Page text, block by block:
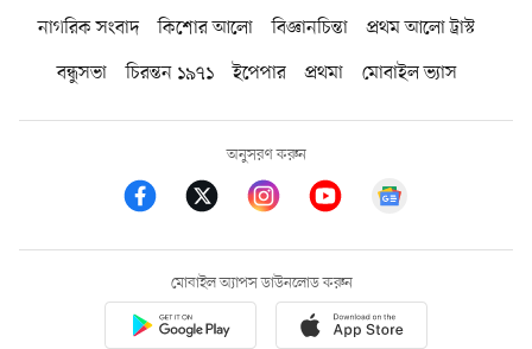
নাগরিক সংবাদ কিশোর আলো বিজ্ঞানচিন্তা
প্রথম আলো ট্রাস্ট
বন্ধুসভা
চিরন্তন ১৯৭১ ইপেপার প্রথমা মোবাইল ভ্যাস
অনুসরণ করুন
মোবাইল অ্যাপস ডাউনলোড করুন